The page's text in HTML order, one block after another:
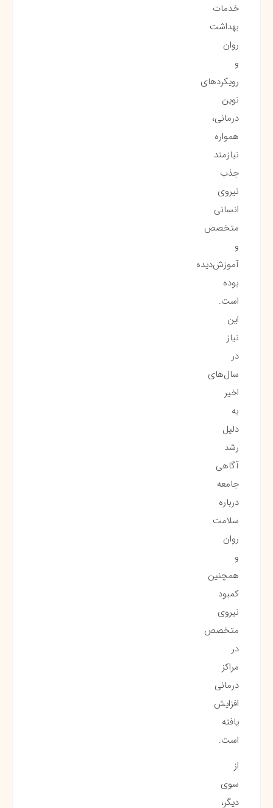
خدمات
بهداشت
روان
و
رویکردهای
نوین
درمانی،
همواره
نیازمند
جذب
نیروی
انسانی
متخصص
و
آموزش‌دیده
بوده
است.
این
نیاز
در
سال‌های
اخیر
به
دلیل
رشد
آگاهی
جامعه
درباره
سلامت
روان
و
همچنین
کمبود
نیروی
متخصص
در
مراکز
درمانی
افزایش
یافته
است.
از
سوی
دیگر،